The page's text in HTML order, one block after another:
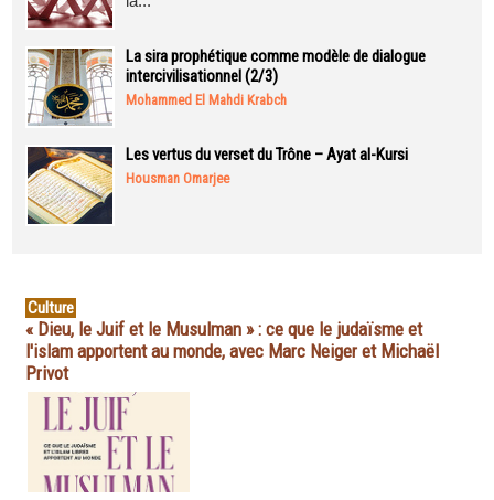
La sira prophétique comme modèle de dialogue
intercivilisationnel (2/3)
Mohammed El Mahdi Krabch
Les vertus du verset du Trône – Ayat al-Kursi
Housman Omarjee
Culture
« Dieu, le Juif et le Musulman » : ce que le judaïsme et
l'islam apportent au monde, avec Marc Neiger et Michaël
Privot